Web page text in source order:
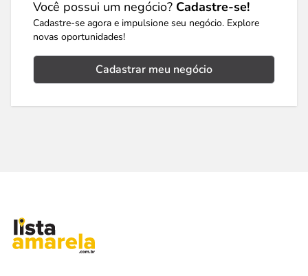
Você possui um negócio? Cadastre-se!
Cadastre-se agora e impulsione seu negócio. Explore
novas oportunidades!
Cadastrar meu negócio